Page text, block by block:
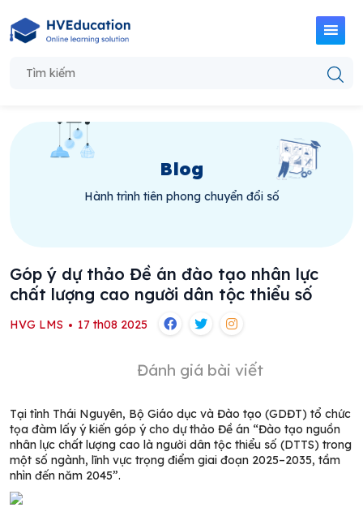
Blog
Hành trình tiên phong chuyển đổi số
Góp ý dự thảo Đề án đào tạo nhân lực
chất lượng cao người dân tộc thiểu số
HVG LMS 17 th08 2025
Đánh giá bài viết
Tại tỉnh Thái Nguyên, Bộ Giáo dục và Đào tạo (GDĐT) tổ chức
tọa đàm lấy ý kiến góp ý cho dự thảo Đề án “Đào tạo nguồn
nhân lực chất lượng cao là người dân tộc thiểu số (DTTS) trong
một số ngành, lĩnh vực trọng điểm giai đoạn 2025–2035, tầm
nhìn đến năm 2045”.